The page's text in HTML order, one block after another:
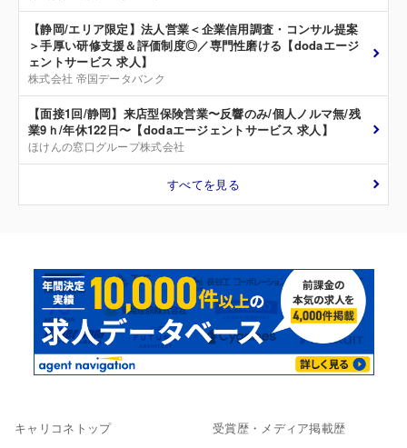
【静岡/エリア限定】法人営業＜企業信用調査・コンサル提案
＞手厚い研修支援＆評価制度◎／専門性磨ける【dodaエージ
ェントサービス 求人】
株式会社 帝国データバンク
【面接1回/静岡】来店型保険営業〜反響のみ/個人ノルマ無/残
業9ｈ/年休122日〜【dodaエージェントサービス 求人】
ほけんの窓口グループ株式会社
すべてを見る
キャリコネトップ 受賞歴・メディア掲載歴